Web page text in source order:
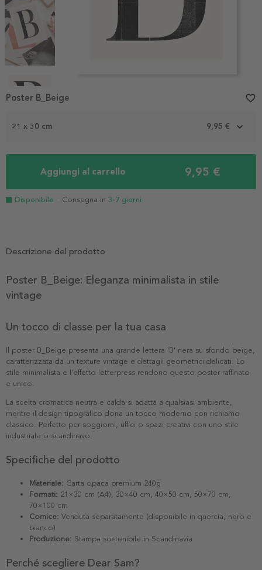
1
21 x 30 cm 9,95 €
Aggiungi al carrello 9,95 €
Disponibile - Consegna in 3-7 giorni
Poster B_Beige favorite_border
Descrizione del prodotto
Poster B_Beige: Eleganza minimalista in stile
vintage
Un tocco di classe per la tua casa
Il poster B_Beige presenta una grande lettera 'B' nera su sfondo beige,
caratterizzata da un texture vintage e dettagli geometrici delicati. Lo
stile minimalista e l'effetto letterpress rendono questo poster raffinato
e unico.
La scelta cromatica neutra e calda si adatta a qualsiasi ambiente,
mentre il design tipografico dona un tocco moderno con richiamo
classico. Perfetto per soggiorni, uffici o spazi creativi con uno stile
industriale o scandinavo.
Specifiche del prodotto
Materiale: Carta opaca premium 240g
Formati: 21×30 cm (A4), 30×40 cm, 40×50 cm, 50×70 cm,
70×100 cm
Cornice: Venduta separatamente (disponibile in quercia, nero e
bianco)
Produzione: Stampa sostenibile in Scandinavia
Perché scegliere Dear Sam?